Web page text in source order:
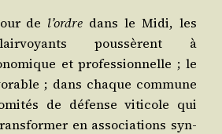
de l’ordre dans le Midi, les
pous­sèrent à
et pro­fes­sion­nelle ; le
; dans chaque com­mune
de défense viti­cole qui
en asso­cia­tions syn­